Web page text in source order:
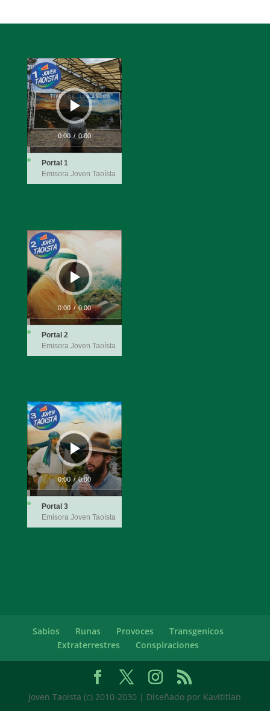
Reproductor
de
audio
0:00 / 0:00
Portal 1
Emisora Joven Taoísta
Reproductor
de
audio
0:00 / 0:00
Portal 2
Emisora Joven Taoísta
Reproductor
de
audio
0:00 / 0:00
Portal 3
Emisora Joven Taoísta
Sabios Runas Provoces
Transgenicos
Extraterrestres
Conspiraciones
Joven Taoista (c) 2010-2030 | Diseñado por Kavititlan